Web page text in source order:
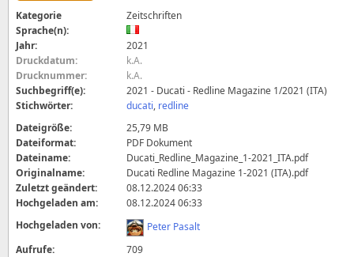
Kategorie
Zeitschriften
Sprache(n):
Jahr:
2021
Druckdatum:
k.A.
Drucknummer:
k.A.
Suchbegriff(e):
2021 - Ducati - Redline Magazine 1/2021 (ITA)
Stichwörter:
ducati, redline
Dateigröße:
25,79 MB
Dateiformat:
PDF Dokument
Dateiname:
Ducati_Redline_Magazine_1-2021_ITA.pdf
Originalname:
Ducati Redline Magazine 1-2021 (ITA).pdf
Zuletzt geändert:
08.12.2024 06:33
Hochgeladen am:
08.12.2024 06:33
Hochgeladen von:
Peter Pasalt
Aufrufe:
709